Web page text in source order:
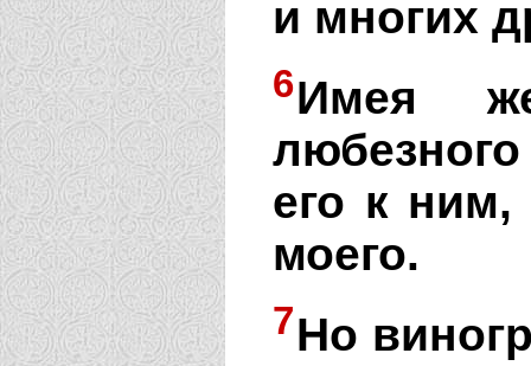
и многих
6Имея
его к ним,
моего.
7Но